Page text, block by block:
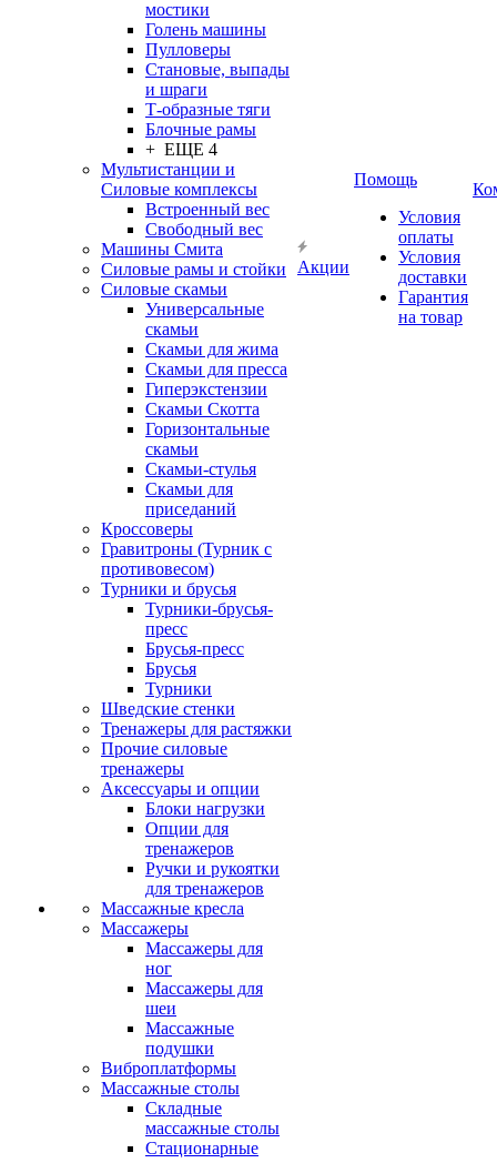
мостики
Голень машины
Пулловеры
Становые, выпады
и шраги
Т-образные тяги
Блочные рамы
+ ЕЩЕ 4
Мультистанции и
Силовые комплексы
Встроенный вес
Свободный вес
Машины Смита
Силовые рамы и стойки
Силовые скамьи
Универсальные
скамьи
Скамьи для жима
Скамьи для пресса
Гиперэкстензии
Скамьи Скотта
Горизонтальные
скамьи
Скамьи-стулья
Скамьи для
приседаний
Кроссоверы
Гравитроны (Турник с
противовесом)
Турники и брусья
Турники-брусья-
пресс
Брусья-пресс
Брусья
Турники
Шведские стенки
Тренажеры для растяжки
Прочие силовые
тренажеры
Аксессуары и опции
Блоки нагрузки
Опции для
тренажеров
Ручки и рукоятки
для тренажеров
Массажные кресла
Массажеры
Массажеры для
ног
Массажеры для
шеи
Массажные
подушки
Виброплатформы
Массажные столы
Складные
массажные столы
Стационарные
Акции
Помощь
Условия
оплаты
Условия
доставки
Гарантия
на товар